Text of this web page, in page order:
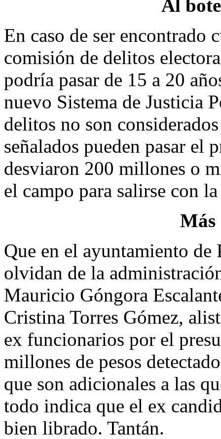
Al
En caso de ser encontrado
comisión de delitos
podría pasar de 15 a 20
nuevo Sistema de Justicia
delitos no son
señalados pueden pasar el
desviaron 200 millones o
el campo para salirse con
Más
Que en el ayuntamiento de
olvidan de la
Mauricio Góngora
Cristina Torres Gómez,
ex funcionarios por el
millones de pesos
que son adicionales a las
todo indica que el ex
bien librado. Tantán.